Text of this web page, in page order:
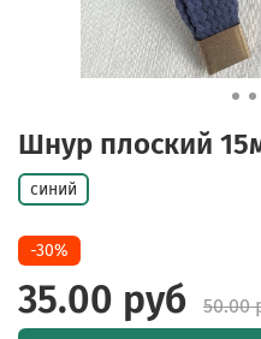
Шнур плоский
синий
-30%
35.00 руб
50.00